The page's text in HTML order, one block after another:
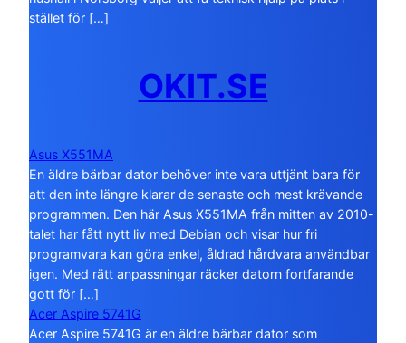
stället för […]
OKIT.SE
Asus X551MA
En äldre bärbar dator behöver inte vara uttjänt bara för
att den inte längre klarar de senaste och mest krävande
programmen. Den här Asus X551MA från mitten av 2010-
talet har fått nytt liv med Debian och visar hur fri
programvara kan göra enkel, åldrad hårdvara användbar
igen. Med rätt anpassningar räcker datorn fortfarande
gott för […]
Acer Aspire 5741G
Acer Aspire 5741G är en äldre bärbar dator som